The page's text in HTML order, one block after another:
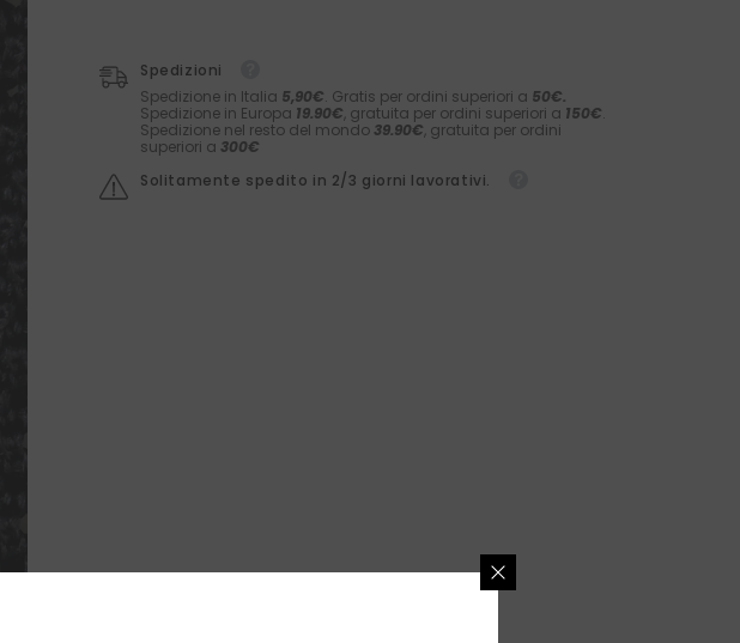
Spedizioni
Spedizione in Italia 5,90€. Gratis per ordini superiori a 50€.
Spedizione in Europa 19.90€, gratuita per ordini superiori a 150€.
Spedizione nel resto del mondo 39.90€, gratuita per ordini
superiori a 300€
Solitamente spedito in 2/3 giorni lavorativi.